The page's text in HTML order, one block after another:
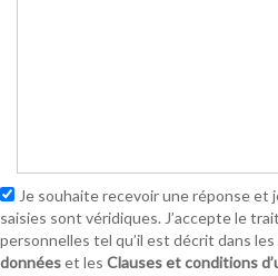
Je souhaite recevoir une réponse et
saisies sont véridiques. J’accepte le
personnelles tel qu’il est décrit dans les
donnéeset les Clauses et conditions